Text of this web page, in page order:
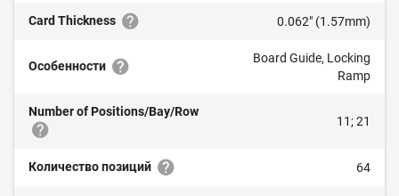
Card Thickness 0.062" (1.57mm)
Особенности
Board Guide, Locking
Ramp
Number of Positions/Bay/Row
11; 21
Количество позиций 64